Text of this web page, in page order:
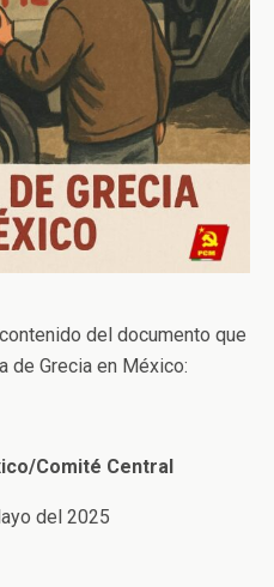
del documento que
de Grecia en México:
Comité Central
del 2025